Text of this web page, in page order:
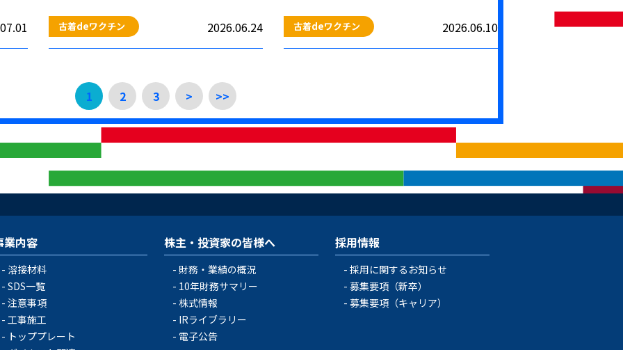
古着deワクチン 2026.06.24 古着deワクチン 2026.06.10
1 2 3 > >>
業内容
溶接材料
SDS一覧
注意事項
工事施工
トッププレート
株主・投資家の皆様へ
財務・業績の概況
10年財務サマリー
株式情報
IRライブラリー
電子公告
採用情報
採用に関するお知らせ
募集要項（新卒）
募集要項（キャリア）